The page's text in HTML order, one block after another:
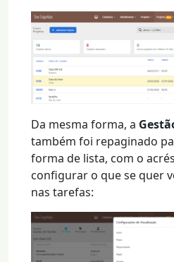
Da mesma forma, a
também foi repaginado
forma de lista, com o
configurar o que se quer
nas tarefas: